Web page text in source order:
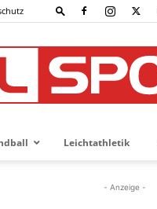
Leichtathletik
- Anzeige -